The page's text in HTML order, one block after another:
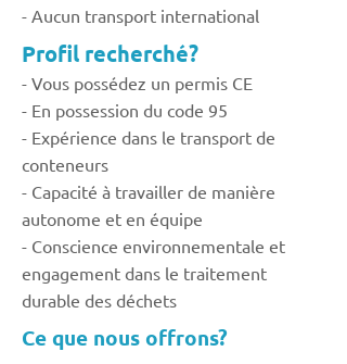
- Aucun transport international
Profil recherché?
- Vous possédez un permis CE
- En possession du code 95
- Expérience dans le transport de
conteneurs
- Capacité à travailler de manière
autonome et en équipe
- Conscience environnementale et
engagement dans le traitement
durable des déchets
Ce que nous offrons?